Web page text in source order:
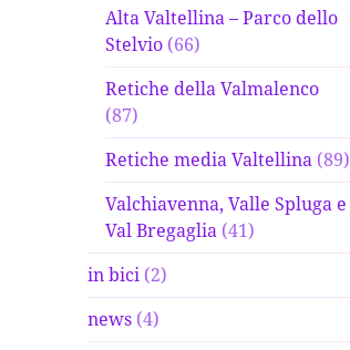
Alta Valtellina – Parco dello
Stelvio (66)
Retiche della Valmalenco
(87)
Retiche media Valtellina (89)
Valchiavenna, Valle Spluga e
Val Bregaglia (41)
in bici (2)
news (4)